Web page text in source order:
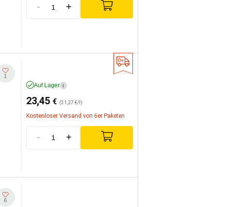
- +
1
Auf Lager i
23,45 € (31,27 €/l)
Kostenloser Versand von 6er Paketen
- +
6